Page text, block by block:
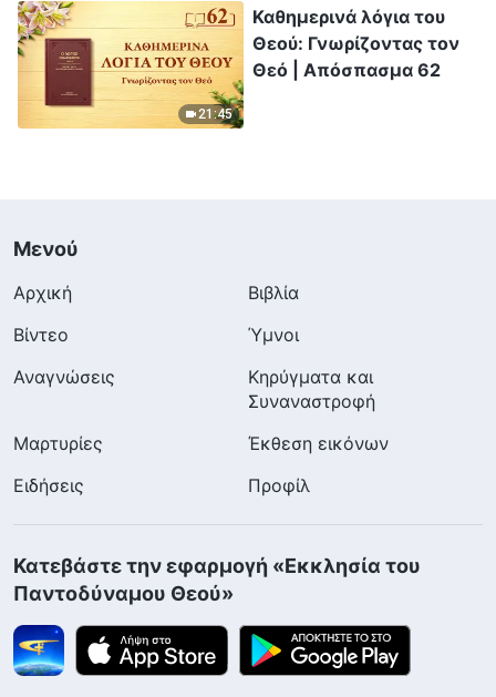
21:45
Καθημερινά λόγια του
Θεού: Γνωρίζοντας τον
Θεό | Απόσπασμα 62
Μενού
Αρχική
Βιβλία
Βίντεο
Ύμνοι
Αναγνώσεις
Κηρύγματα και
Συναναστροφή
Μαρτυρίες
Έκθεση εικόνων
Ειδήσεις
Προφίλ
Κατεβάστε την εφαρμογή «Εκκλησία του
Παντοδύναμου Θεού»